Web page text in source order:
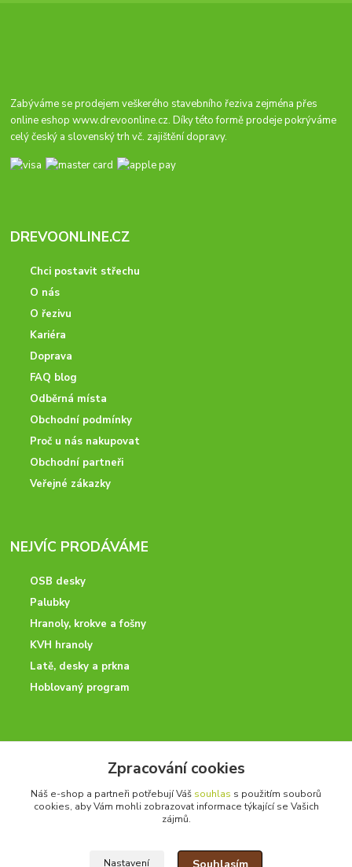
Zabýváme se prodejem veškerého stavebního řeziva zejména přes
online eshopwww.drevoonline.cz. Díky této formě prodeje pokrýváme
celý český a slovenský trh vč. zajištění dopravy.
DREVOONLINE.CZ
Chci postavit střechu
O nás
O řezivu
Kariéra
Doprava
FAQ blog
Odběrná místa
Obchodní podmínky
Proč u nás nakupovat
Obchodní partneři
Veřejné zákazky
NEJVÍC PRODÁVÁME
OSB desky
Palubky
Hranoly, krokve a fošny
KVH hranoly
Latě, desky a prkna
Hoblovaný program
Potřebujete poradit? Neváhejte nás kontaktovat.
+420 728 600 625
po - pá 7:00 - 15:00
Zpracování cookies
Náš e-shop a partneři potřebují Váš souhlas s použitím souborů
cookies, aby Vám mohli zobrazovat informace týkající se Vašich
zájmů.
Nastavení